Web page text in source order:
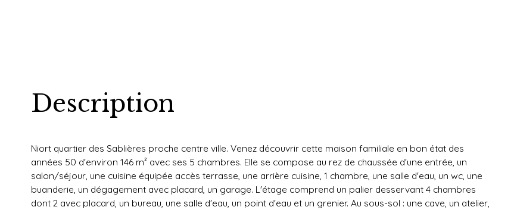
Description
Niort quartier des Sablières proche centre ville. Venez découvrir cette maison familiale en bon état des
années 50 d'environ 146 m² avec ses 5 chambres. Elle se compose au rez de chaussée d'une entrée, un
salon/séjour, une cuisine équipée accès terrasse, une arrière cuisine, 1 chambre, une salle d'eau, un wc, une
buanderie, un dégagement avec placard, un garage. L'étage comprend un palier desservant 4 chambres
dont 2 avec placard, un bureau, une salle d'eau, un point d'eau et un grenier. Au sous-sol : une cave, un atelier,